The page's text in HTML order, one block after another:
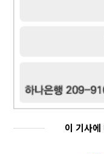
이 기사